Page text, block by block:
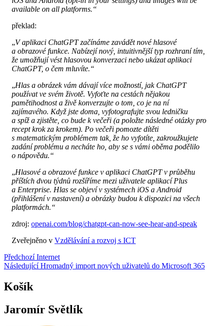
available on all platforms.“
překlad:
„V aplikaci ChatGPT začínáme zavádět nové hlasové
a obrazové funkce. Nabízejí nový, intuitivnější typ rozhraní tím,
že umožňují vést hlasovou konverzaci nebo ukázat aplikaci
ChatGPT, o čem mluvíte.“
„Hlas a obrázek vám dávají více možností, jak ChatGPT
používat ve svém životě. Vyfoťte na cestách nějakou
pamětihodnost a živě konverzujte o tom, co je na ní
zajímavého. Když jste doma, vyfotografujte svou ledničku
a spíž a zjistěte, co bude k večeři (a položte následné otázky pro
recept krok za krokem). Po večeři pomozte dítěti
s matematickým problémem tak, že ho vyfotíte, zakroužkujete
zadání problému a necháte ho, aby se s vámi oběma podělilo
o nápovědu.“
„Hlasové a obrazové funkce v aplikaci ChatGPT v průběhu
příštích dvou týdnů rozšíříme mezi uživatele aplikací Plus
a Enterprise. Hlas se objeví v systémech iOS a Android
(přihlášení v nastavení) a obrázky budou k dispozici na všech
platformách.“
zdroj: openai.com/blog/chatgpt-can-now-see-hear-and-speak
Zveřejněno v Vzdělávání a rozvoj s ICT
Navigace
pro
příspěvek
Předchozí Internet
Následující Hromadný import nových uživatelů do Microsoft 365
Košík
Jaromír Světlík